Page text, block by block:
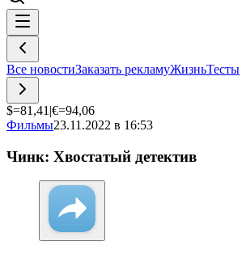
Все новостиЗаказать рекламуЖизньТесты
$=81,41 |€=94,06
Фильмы23.11.2022 в 16:53
Чинк: Хвостатый детектив